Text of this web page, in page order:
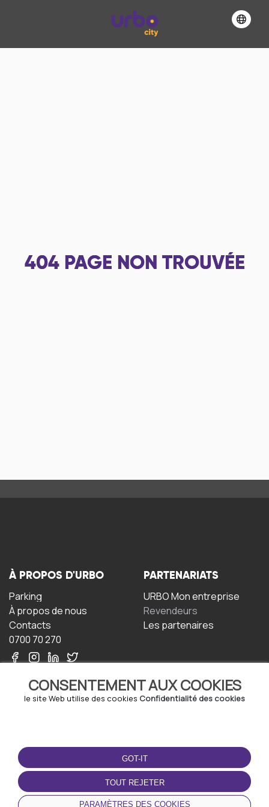
404 PAGE NON TROUVÉE
CONSENTEMENT AUX COOKIES
le site Web utilise des cookies Confidentialité des cookies
GOT-IT
TOUT REJETER
PARAMÈTRES DES COOKIES
À PROPOS D'URBO
Parking
À propos de nous
Contacts
0700 70 270
PARTENARIATS
URBO Mon entreprise
Revendeurs
Les partenaires
TERMS-OF-USE
Termes et conditions
Politique de confidentialité
Politique relative aux
cookies
TÉLÉCHARGEZ
L'APPLICATION